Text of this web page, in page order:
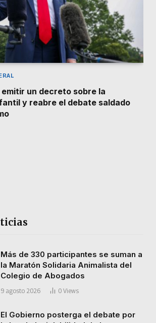
un decreto sobre la
y reabre el debate saldado
Más de 330 participantes se suman a
la Maratón Solidaria Animalista del
Colegio de Abogados
9 agosto 2026 0 Views
El Gobierno posterga el debate por